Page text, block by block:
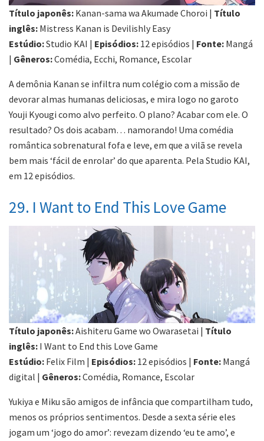
Título japonês: Kanan-sama wa Akumade Choroi | Título
inglês: Mistress Kanan is Devilishly Easy
Estúdio:Studio KAI | Episódios: 12 episódios | Fonte: Mangá
| Gêneros:Comédia, Ecchi, Romance, Escolar
A demônia Kanan se infiltra num colégio com a missão de
devorar almas humanas deliciosas, e mira logo no garoto
Youji Kyougi como alvo perfeito. O plano? Acabar com ele. O
resultado? Os dois acabam… namorando! Uma comédia
romântica sobrenatural fofa e leve, em que a vilã se revela
bem mais ‘fácil de enrolar’ do que aparenta. Pela Studio KAI,
em 12 episódios.
29. I Want to End This Love Game
Título japonês:Aishiteru Game wo Owarasetai | Título
inglês: I Want to End this Love Game
Estúdio: Felix Film | Episódios: 12 episódios | Fonte: Mangá
digital | Gêneros:Comédia, Romance, Escolar
Yukiya e Miku são amigos de infância que compartilham tudo,
menos os próprios sentimentos. Desde a sexta série eles
jogam um ‘jogo do amor’: revezam dizendo ‘eu te amo’, e